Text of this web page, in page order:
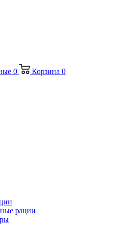
0 Корзина 0
рации